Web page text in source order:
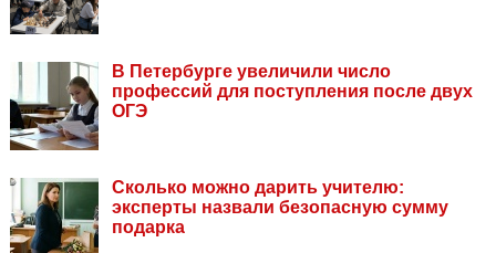
В Петербурге увеличили число
профессий для поступления после двух
ОГЭ
Сколько можно дарить учителю:
эксперты назвали безопасную сумму
подарка